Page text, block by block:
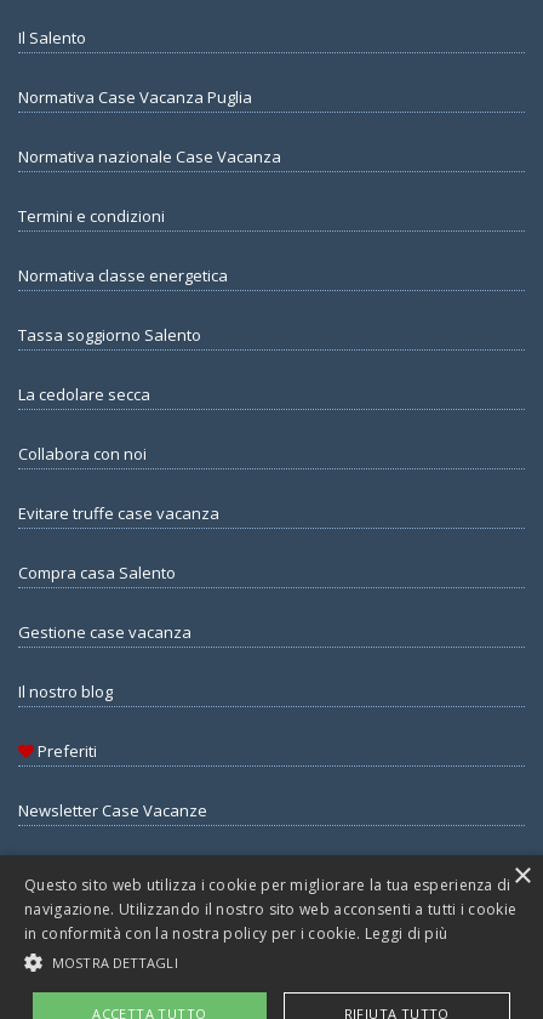
Il Salento
Normativa Case Vacanza Puglia
Normativa nazionale Case Vacanza
Termini e condizioni
Normativa classe energetica
Tassa soggiorno Salento
La cedolare secca
Collabora con noi
Evitare truffe case vacanza
Compra casa Salento
Gestione case vacanza
Il nostro blog
Preferiti
Newsletter Case Vacanze
© Copyright 2026 - Salentoit.it di Agenzia Guida Srls - All Rights
reserved - Part. IVA 05345430754 - Rea LE360097
×
Questo sito web utilizza i cookie per migliorare la tua esperienza di
navigazione. Utilizzando il nostro sito web acconsenti a tutti i cookie
in conformità con la nostra policy per i cookie. Leggi di più
MOSTRA DETTAGLI
ACCETTA TUTTO RIFIUTA TUTTO